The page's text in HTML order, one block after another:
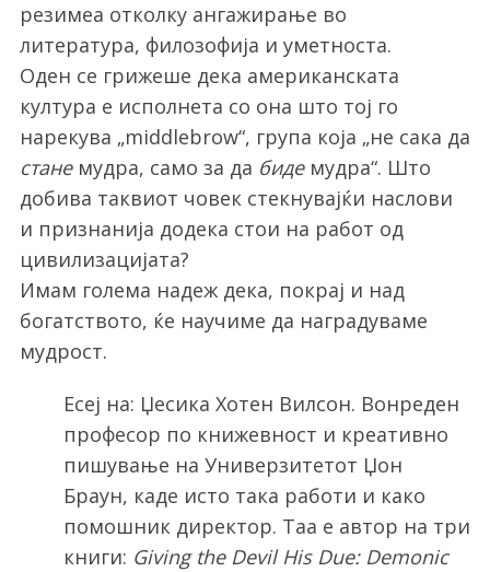
резимеа отколку ангажирање во
литература, филозофија и уметноста.
Оден се грижеше дека американската
култура е исполнета со она што тој го
нарекува „middlebrow“, група која „не сака да
станемудра, само за да бидемудра“. Што
добива таквиот човек стекнувајќи наслови
и признанија додека стои на работ од
цивилизацијата?
Имам голема надеж дека, покрај и над
богатството, ќе научиме да наградуваме
мудрост.
Есеј на: Џесика Хотен Вилсон. Вонреден
професор по книжевност и креативно
пишување на Универзитетот Џон
Браун, каде исто така работи и како
помошник директор. Таа е автор на три
книги: Giving the Devil His Due: Demonic